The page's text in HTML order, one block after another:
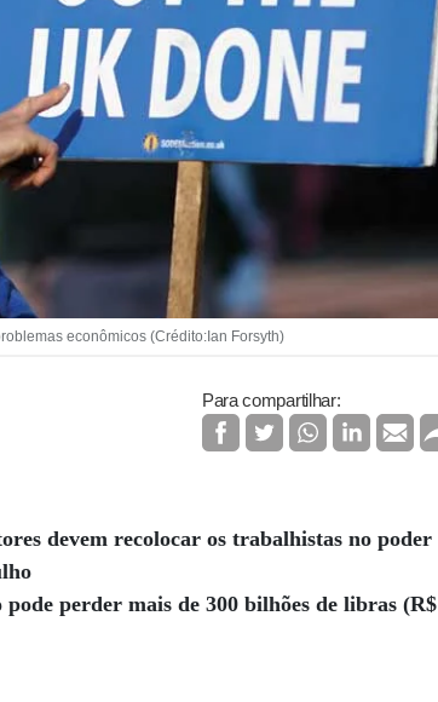
econômicos (Crédito:Ian Forsyth)
Para compartilhar:
devem recolocar os trabalhistas no poder
perder mais de 300 bilhões de libras (R$